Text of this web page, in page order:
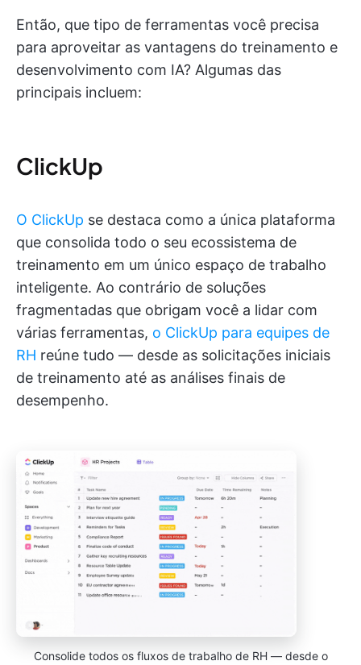
Então, que tipo de ferramentas você precisa
para aproveitar as vantagens do treinamento e
desenvolvimento com IA? Algumas das
principais incluem:
ClickUp
O ClickUp se destaca como a única plataforma
que consolida todo o seu ecossistema de
treinamento em um único espaço de trabalho
inteligente. Ao contrário de soluções
fragmentadas que obrigam você a lidar com
várias ferramentas, o ClickUp para equipes de
RH reúne tudo — desde as solicitações iniciais
de treinamento até as análises finais de
desempenho.
Consolide todos os fluxos de trabalho de RH — desde o